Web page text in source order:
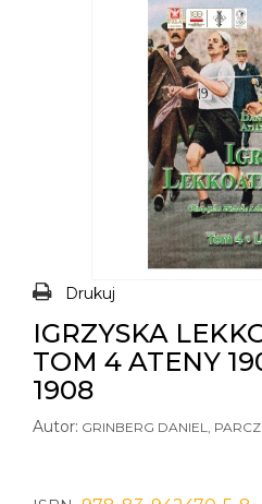
Drukuj
IGRZYSKA
TOM 4 ATENY
1908
Autor: GRINBERG DANIEL,